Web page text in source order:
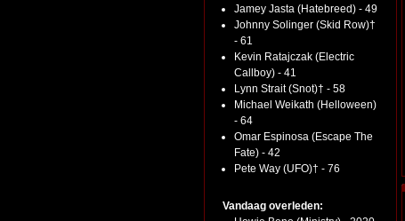
Jamey Jasta (Hatebreed) - 49
Johnny Solinger (Skid Row)†
- 61
Kevin Ratajczak (Electric
Callboy) - 41
Lynn Strait (Snot)† - 58
Michael Weikath (Helloween)
- 64
Omar Espinosa (Escape The
Fate) - 42
Pete Way (UFO)† - 76
Vandaag overleden: